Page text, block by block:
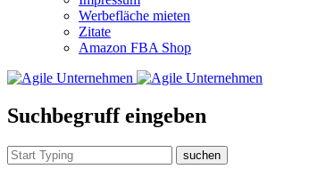
Werbefläche mieten
Zitate
Amazon FBA Shop
Suchbegruff eingeben
suchen